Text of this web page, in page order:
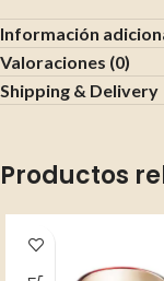
Información
Valoraciones (0)
Shipping & Delivery
Productos